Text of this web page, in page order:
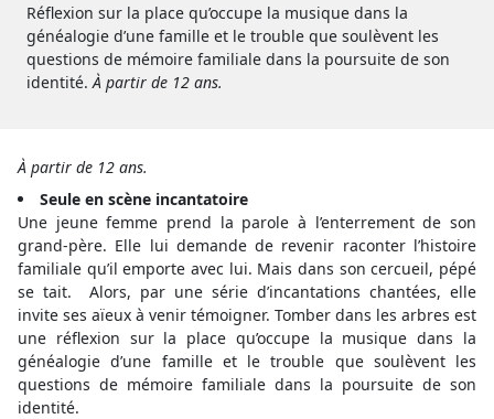
Réflexion sur la place qu’occupe la musique dans la
généalogie d’une famille et le trouble que soulèvent les
questions de mémoire familiale dans la poursuite de son
identité.À partir de 12 ans.
À partir de 12 ans.
Seule en scène incantatoire
Une jeune femme prend la parole à l’enterrement de son
grand-père. Elle lui demande de revenir raconter l’histoire
familiale qu’il emporte avec lui. Mais dans son cercueil, pépé
se tait. Alors, par une série d’incantations chantées, elle
invite ses aïeux à venir témoigner. Tomber dans les arbres est
une réflexion sur la place qu’occupe la musique dans la
généalogie d’une famille et le trouble que soulèvent les
questions de mémoire familiale dans la poursuite de son
identité.